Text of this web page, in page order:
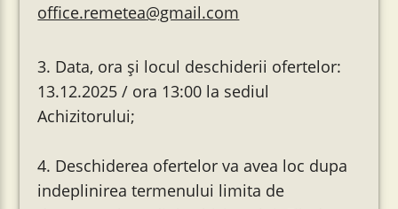
office.remetea@gmail.com
3. Data, ora și locul deschiderii ofertelor:
13.12.2025 / ora 13:00 la sediul
Achizitorului;
4. Deschiderea ofertelor va avea loc dupa
indeplinirea termenului limita de